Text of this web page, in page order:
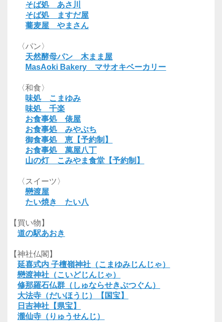
そば処 あさ川
そば処 ますだ屋
蕎麦屋 やまさん
〈パン〉
天然酵母パン 木まま屋
MasAoki Bakery マサオキベーカリー
〈和食〉
味処 こまゆみ
味処 千楽
お食事処 俵屋
お食事処 みやぶち
御食事処 恵【予約制】
お食事処 萬屋八丁
山の灯 こみやま食堂【予約制】
〈スイーツ〉
戀渡屋
たい焼き たい八
【買い物】
道の駅あおき
【神社仏閣】
延喜式内 子檀嶺神社（こまゆみじんじゃ）
戀渡神社（こいどじんじゃ）
修那羅石仏群（しゅならせきぶつぐん）
大法寺（だいほうじ）【国宝】
日吉神社【県宝】
瀧仙寺（りゅうせんじ）